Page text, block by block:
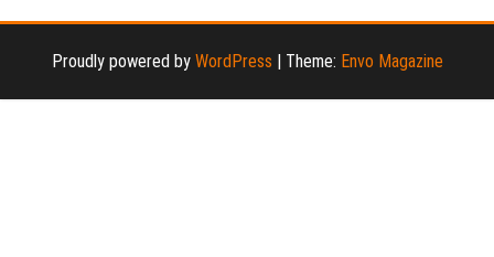
صفحات
المقالات
Proudly powered by WordPress | Theme: Envo Magazine